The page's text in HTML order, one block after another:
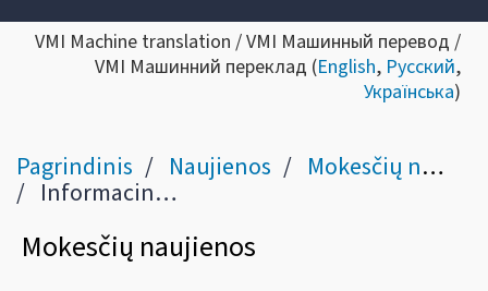
VMI Machine translation / VMI Машинный перевод /
VMI Машинний переклад (English, Русский,
Українська)
Pagrindinis Naujienos Mokesčių naujienos
Informacinis pranešimas dėl mokesčio už aplinkos teršimą sąvartyne šalinamomis atliekomis deklaracijos KIT717 formos ir jos užpildymo taisyklių pakeitimo
Mokesčių naujienos